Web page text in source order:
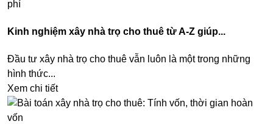
Kinh nghiệm xây nhà trọ cho thuê từ A-Z giúp...
Đầu tư xây nhà trọ cho thuê vẫn luôn là một trong những
hình thức...
Xem chi tiết